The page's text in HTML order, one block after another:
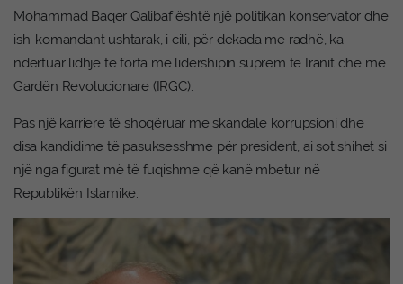
Mohammad Baqer Qalibaf është një politikan konservator dhe
ish-komandant ushtarak, i cili, për dekada me radhë, ka
ndërtuar lidhje të forta me lidershipin suprem të Iranit dhe me
Gardën Revolucionare (IRGC).
Pas një karriere të shoqëruar me skandale korrupsioni dhe
disa kandidime të pasuksesshme për president, ai sot shihet si
një nga figurat më të fuqishme që kanë mbetur në
Republikën Islamike.